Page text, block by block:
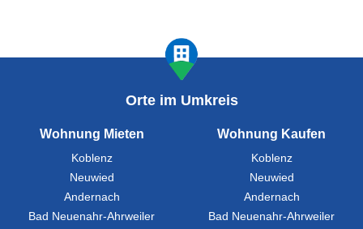
Orte im Umkreis
Wohnung Mieten
Koblenz
Neuwied
Andernach
Bad Neuenahr-Ahrweiler
Wohnung Kaufen
Koblenz
Neuwied
Andernach
Bad Neuenahr-Ahrweiler